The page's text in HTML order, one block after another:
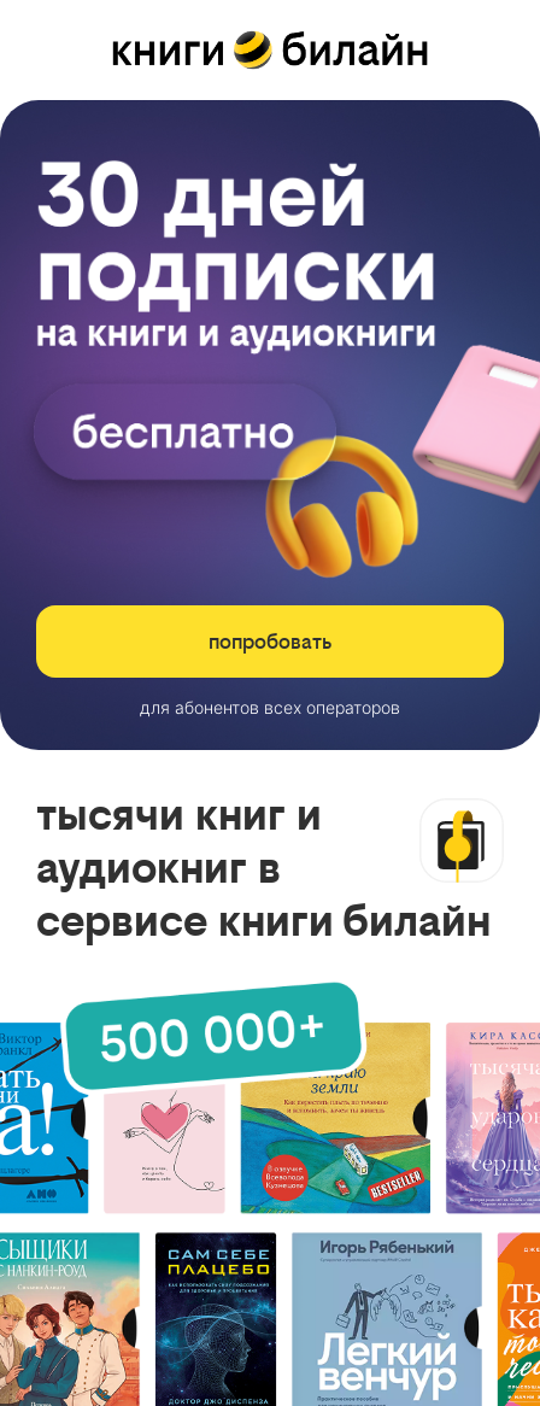
попробовать
для абонентов всех операторов
тысячи книг и
аудиокниг в
сервисе книги билайн